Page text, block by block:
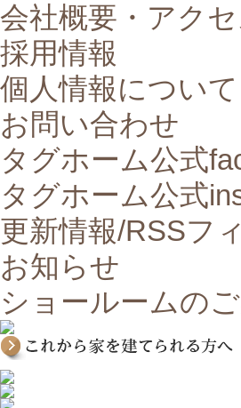
会社概要・アクセ
採用情報
個人情報について
お問い合わせ
タグホーム公式
タグホーム公式
更新情報/RSSフ
お知らせ
ショールームの